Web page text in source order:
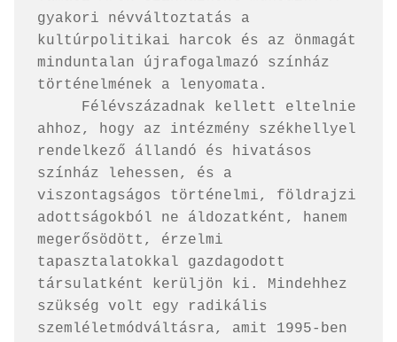
gyakori névváltoztatás a
kultúrpolitikai harcok és az önmagát
minduntalan újrafogalmazó színház
történelmének a lenyomata.
ahhoz, hogy az intézmény székhellyel
rendelkező állandó és hivatásos
színház lehessen, és a
viszontagságos történelmi, földrajzi
adottságokból ne áldozatként, hanem
megerősödött, érzelmi
tapasztalatokkal gazdagodott
társulatként kerüljön ki. Mindehhez
szükség volt egy radikális
szemléletmódváltásra, amit 1995-ben